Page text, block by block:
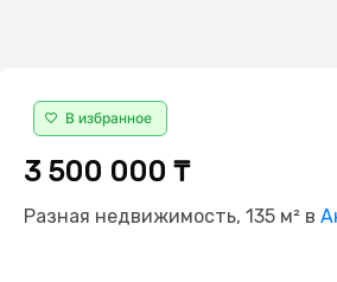
В избранное
3 500 000 ₸
Разная недвижимость, 135 м² в